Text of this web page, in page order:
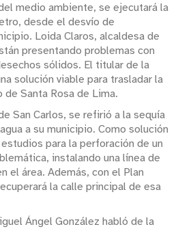
medio ambiente, se ejecutará la
desde el desvío de
Loida Claros, alcaldesa de
presentando problemas con
sólidos. El titular de la
solución viable para trasladar la
Santa Rosa de Lima.
San Carlos, se refirió a la sequía
a su municipio. Como solución
para la perforación de un
instalando una línea de
el área. Además, con el Plan
la calle principal de esa
Ángel González habló de la